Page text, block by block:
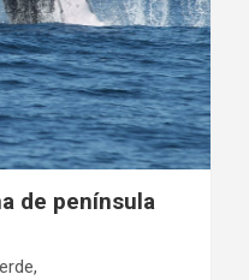
de península